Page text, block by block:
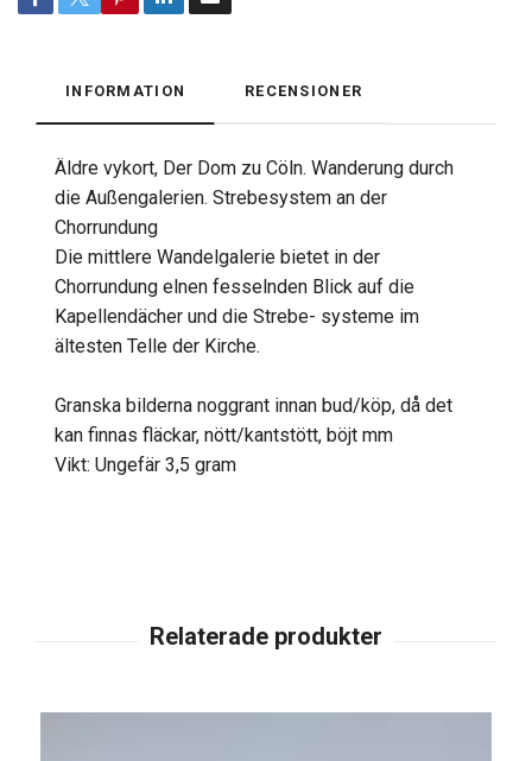
INFORMATION RECENSIONER
Äldre vykort, Der Dom zu Cöln. Wanderung durch
die Außengalerien. Strebesystem an der
Chorrundung
Die mittlere Wandelgalerie bietet in der
Chorrundung elnen fesselnden Blick auf die
Kapellendächer und die Strebe- systeme im
ältesten Telle der Kirche.
Granska bilderna noggrant innan bud/köp, då det
kan finnas fläckar, nött/kantstött, böjt mm
Vikt: Ungefär 3,5 gram